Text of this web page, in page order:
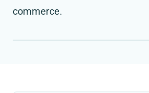
commerce.